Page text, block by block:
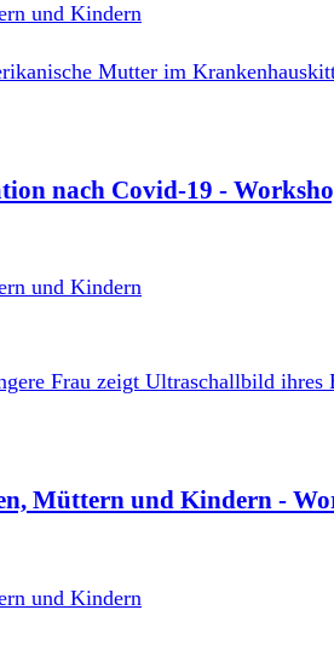
und Kindern
nach Covid-19 -
und Kindern
Müttern und Kindern -
und Kindern